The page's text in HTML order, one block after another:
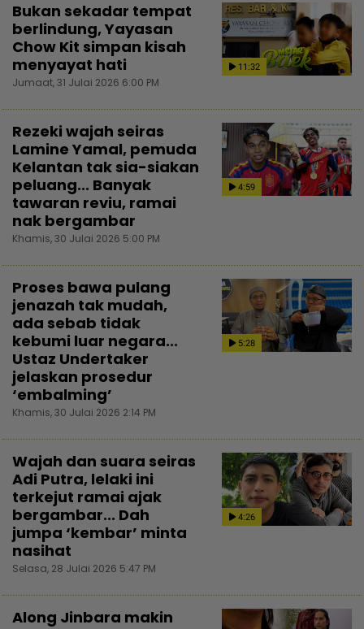
11:32
Bukan sekadar tempat
berlindung, Yayasan
Chow Kit simpan kisah
menyayat hati
Jumaat, 31 Julai 2026 6:00 PM
4:59
Rezeki wajah seiras
Lamine Yamal, pemuda
Kelantan tak sia-siakan
peluang... Banyak
tawaran reviu, ramai
nak bergambar
Khamis, 30 Julai 2026 5:00 PM
5:28
Proses bawa pulang
jenazah tak mudah,
ada sebab tidak
kebumi luar negara...
Ustaz Undertaker
jelaskan prosedur
‘embalming’
Khamis, 30 Julai 2026 2:14 PM
4:26
Wajah dan suara seiras
Adi Putra, lelaki ini
terkejut ramai ajak
bergambar... Dah
jumpa ‘kembar’ minta
nasihat
Selasa, 28 Julai 2026 5:47 PM
Along Jinbara makin